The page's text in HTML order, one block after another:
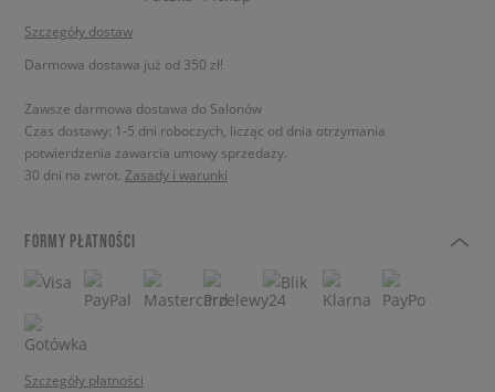
Szczegóły dostaw
Darmowa dostawa już od 350 zł!
Zawsze darmowa dostawa do Salonów
Czas dostawy: 1-5 dni roboczych, licząc od dnia otrzymania
potwierdzenia zawarcia umowy sprzedaży.
30 dni na zwrot. Zasady i warunki
FORMY PŁATNOŚCI
Szczegóły płatności